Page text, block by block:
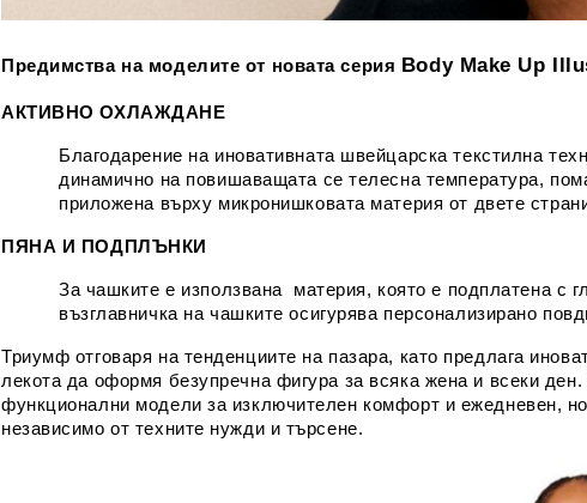
Предимства на моделите от новата серия Body Make Up
АКТИВНО ОХЛАЖДАНЕ
Благодарение на иновативната швейцарска текстилна
динамично на повишаващата се телесна температура,
приложена върху микронишковата материя от двете
ПЯНА И ПОДПЛЪНКИ
За чашките е използвана материя, която е подплатена с
възглавничка на чашките осигурява персонализирано
Триумф отговаря на тенденциите на пазара, като предлага
лекота да оформя безупречна фигура за всяка жена и всеки
функционални модели за изключителен комфорт и ежедневен,
независимо от техните нужди и търсене.